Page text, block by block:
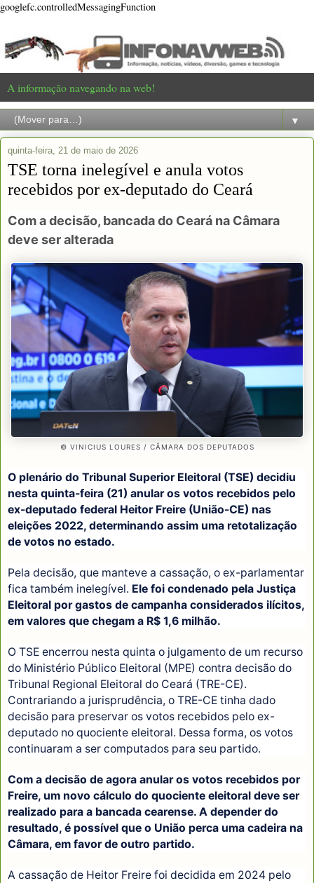
googlefc.controlledMessagingFunction
A informação navegando na web!
▼
quinta-feira, 21 de maio de 2026
TSE torna inelegível e anula votos
recebidos por ex-deputado do Ceará
Com a decisão, bancada do Ceará na Câmara
deve ser alterada
© VINICIUS LOURES / CÂMARA DOS DEPUTADOS
O plenário do Tribunal Superior Eleitoral (TSE) decidiu
nesta quinta-feira (21) anular os votos recebidos pelo
ex-deputado federal Heitor Freire (União-CE) nas
eleições 2022, determinando assim uma retotalização
de votos no estado.
Pela decisão, que manteve a cassação, o ex-parlamentar
fica também inelegível. Ele foi condenado pela Justiça
Eleitoral por gastos de campanha considerados ilícitos,
em valores que chegam a R$ 1,6 milhão.
O TSE encerrou nesta quinta o julgamento de um recurso
do Ministério Público Eleitoral (MPE) contra decisão do
Tribunal Regional Eleitoral do Ceará (TRE-CE).
Contrariando a jurisprudência, o TRE-CE tinha dado
decisão para preservar os votos recebidos pelo ex-
deputado no quociente eleitoral. Dessa forma, os votos
continuaram a ser computados para seu partido.
Com a decisão de agora anular os votos recebidos por
Freire, um novo cálculo do quociente eleitoral deve ser
realizado para a bancada cearense. A depender do
resultado, é possível que o União perca uma cadeira na
Câmara, em favor de outro partido.
A cassação de Heitor Freire foi decidida em 2024 pelo